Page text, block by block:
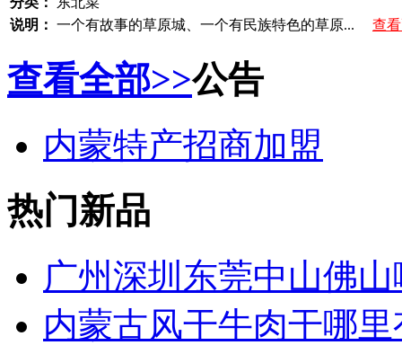
说明： 一个有故事的草原城、一个有民族特色的草原... 查
查看全部>>公告
内蒙特产招商加盟
热门新品
广州深圳东莞中山佛
内蒙古风干牛肉干哪